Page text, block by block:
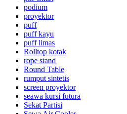
podium
proyektor
puff
puff kayu
puff limas
Rolltop kotak
rope stand
Round Table
rumput sintetis
screen proyektor
seawa kursi futura
Sekat Partisi